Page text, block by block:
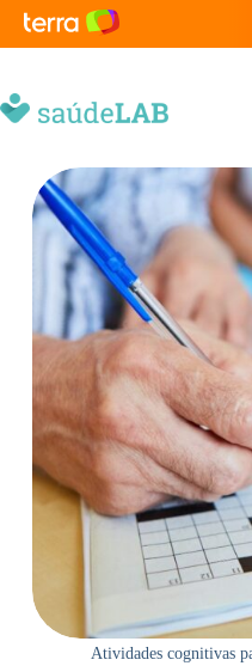
Atividades cognitivas